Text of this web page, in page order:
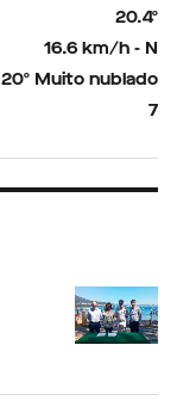
20.4º
16.6 km/h - N
20º Muito nublado
7